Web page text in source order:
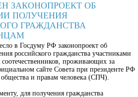
ЗАКОНОПРОЕКТ ОБ
ПОЛУЧЕНИЯ
ГРАЖДАНСТВА
в Госдуму РФ законопроект об
российского гражданства участниками
проживающих за
сайте Совета при президенте РФ
и правам человека (СПЧ).
для получения гражданства